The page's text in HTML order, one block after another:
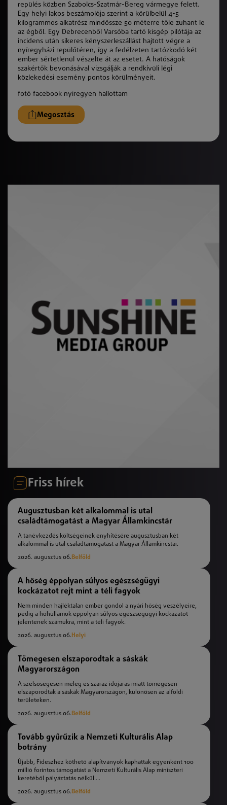
repülés közben Szabolcs-Szatmár-Bereg vármegye felett.
Egy helyi lakos beszámolója szerint a körülbelül 4-5
kilogrammos alkatrész mindössze 50 méterre tőle zuhant le
az égből. Egy Debrecenből Varsóba tartó kisgép pilótája az
incidens után sikeres kényszerleszállást hajtott végre a
nyíregyházi repülőtéren, így a fedélzeten tartózkodó két
ember sértetlenül vészelte át az esetet. A hatóságok
szakértők bevonásával vizsgálják a rendkívüli légi
közlekedési esemény pontos körülményeit.
fotó facebook nyiregyen hallottam
Megosztás
Friss hírek
Augusztusban két alkalommal is utal
családtámogatást a Magyar Államkincstár
A tanévkezdés költségeinek enyhítésére augusztusban két
alkalommal is utal családtámogatást a Magyar Államkincstár.
2026. augusztus 06.Belföld
A hőség éppolyan súlyos egészségügyi
kockázatot rejt mint a téli fagyok
Nem minden hajléktalan ember gondol a nyári hőség veszélyeire,
pedig a hőhullámok éppolyan súlyos egészségügyi kockázatot
jelentenek számukra, mint a téli fagyok.
2026. augusztus 06. Helyi
Tömegesen elszaporodtak a sáskák
Magyarországon
A szélsőségesen meleg és száraz időjárás miatt tömegesen
elszaporodtak a sáskák Magyarországon, különösen az alföldi
területeken.
2026. augusztus 06.Belföld
Tovább gyűrűzik a Nemzeti Kulturális Alap
botrány
Újabb, Fideszhez köthető alapítványok kaphattak egyenként 100
millió forintos támogatást a Nemzeti Kulturális Alap miniszteri
keretéből pályáztatás nélkül....
2026. augusztus 06.Belföld